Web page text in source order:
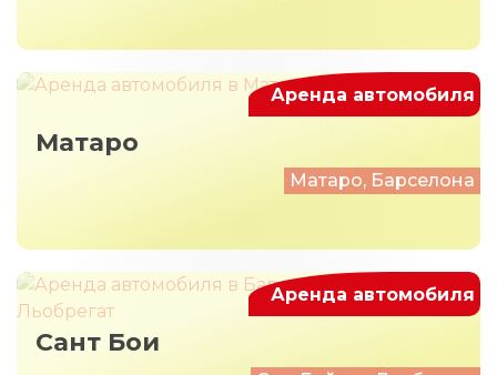
Матаро
Матаро, Барселона
Аренда автомобиля
Сант Бои
Аренда автомобиля